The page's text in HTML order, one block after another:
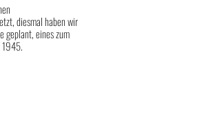
diesmal haben wir
geplant, eines zum
1945.